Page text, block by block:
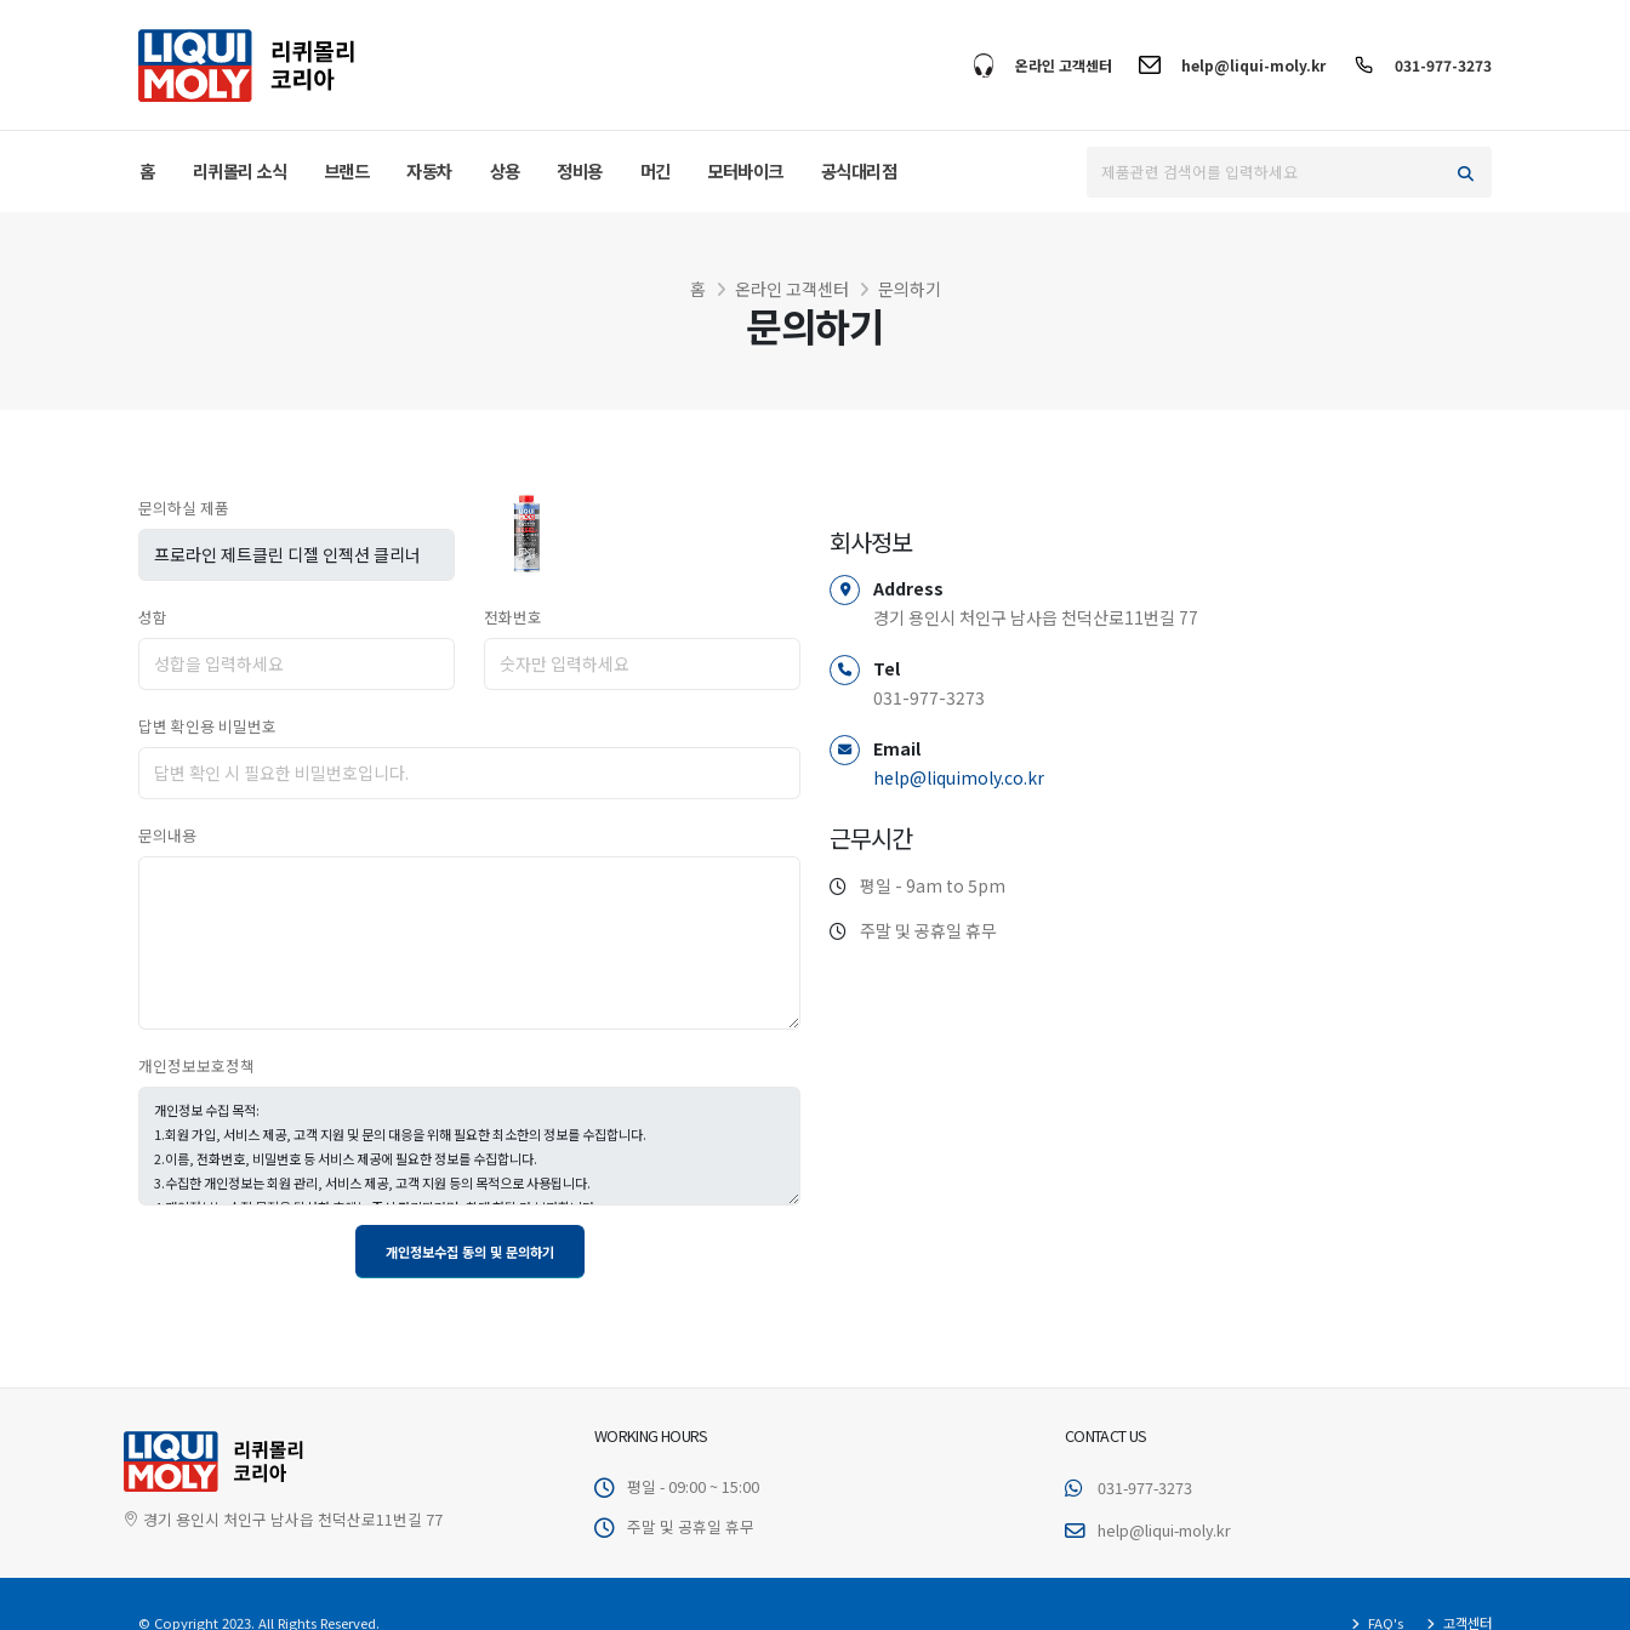
온라인 고객센터 help@liqui-moly.kr 031-977-3273
홈 리퀴몰리 소식 브랜드 자동차 상용 정비용 머긴 모터바이크 공식대리점
문의하기
홈 온라인 고객센터 문의하기
문의하실 제품
성함 전화번호
답변 확인용 비밀번호
문의내용
개인정보보호정책
회사정보
Address
경기 용인시 처인구 남사읍 천덕산로11번길 77
Tel
031-977-3273
Email
help@liquimoly.co.kr
근무시간
평일 - 9am to 5pm
주말 및 공휴일 휴무
경기 용인시 처인구 남사읍 천덕산로11번길 77
WORKING HOURS
평일 - 09:00 ~ 15:00
주말 및 공휴일 휴무
CONTACT US
031-977-3273
help@liqui-moly.kr
© Copyright 2023. All Rights Reserved. FAQ's 고객센터